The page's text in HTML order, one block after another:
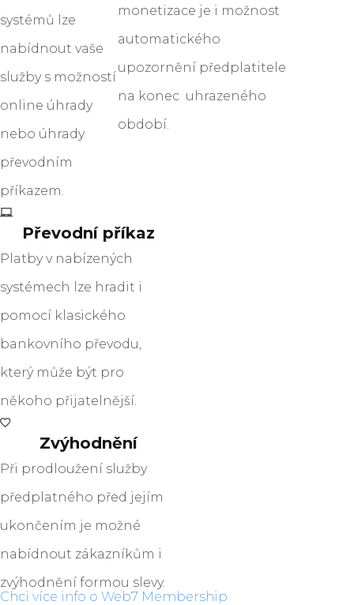
systémů lze
nabídnout vaše
služby s možností
online úhrady
nebo úhrady
převodním
příkazem.
monetizace je i možnost
automatického
upozornění předplatitele
na konec uhrazeného
období.
Převodní příkaz
Platby v nabízených
systémech lze hradit i
pomocí klasického
bankovního převodu,
který může být pro
někoho přijatelnější.
Zvýhodnění
Při prodloužení služby
předplatného před jejím
ukončením je možné
nabídnout zákazníkům i
zvýhodnění formou slevy.
Chci více info o Web7 Membership